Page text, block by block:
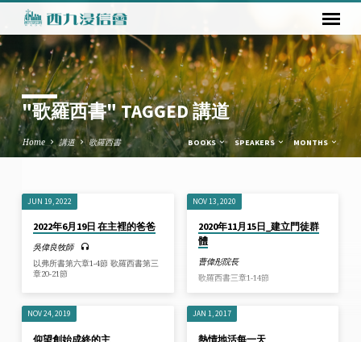
"歌羅西書" TAGGED 講道
Home 講道 歌羅西書 BOOKS SPEAKERS MONTHS
"歌
羅
西
書"
TAGGED
講
道
JUN 19, 2022
2022年6月19日 在主裡的爸爸
吳偉良牧師
以弗所書第六章1-4節 歌羅西書第三
章20-21節
NOV 13, 2020
2020年11月15日_建立門徒群
體
曹偉彤院長
歌羅西書三章1-14節
NOV 24, 2019
仰望創始成終的主
JAN 1, 2017
熱情地活每一天